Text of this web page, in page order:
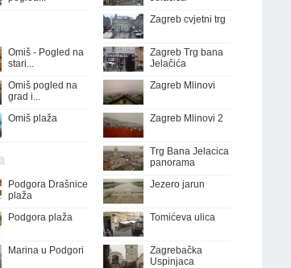
Omiš - Pogled na
stari...
Omiš pogled na
grad i...
Omiš plaža
Podgora Drašnice
plaža
Podgora plaža
Marina u Podgori
Zagreb cvjetni trg
Zagreb Trg bana
Jelačića
Zagreb Mlinovi
Zagreb Mlinovi 2
Trg Bana Jelacica
panorama
Jezero jarun
Tomićeva ulica
Zagrebačka
Uspinjaca